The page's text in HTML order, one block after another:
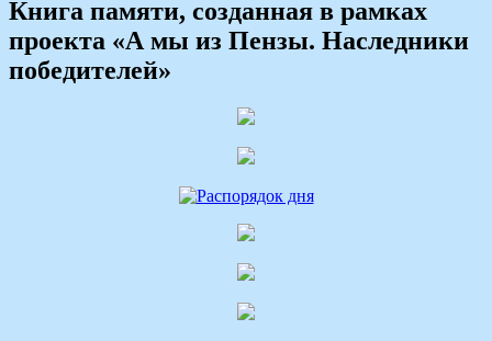
Книга памяти, созданная в рамках
проекта «А мы из Пензы. Наследники
победителей»